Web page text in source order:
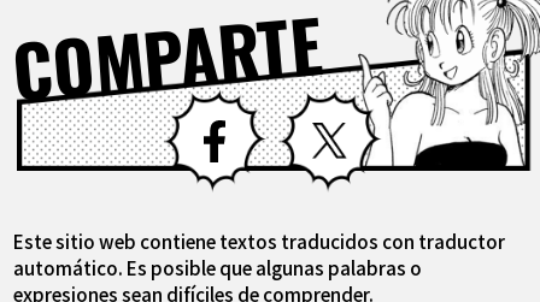
COMPARTE
Facebook X
Este sitio web contiene textos traducidos con traductor
automático. Es posible que algunas palabras o
expresiones sean difíciles de comprender.